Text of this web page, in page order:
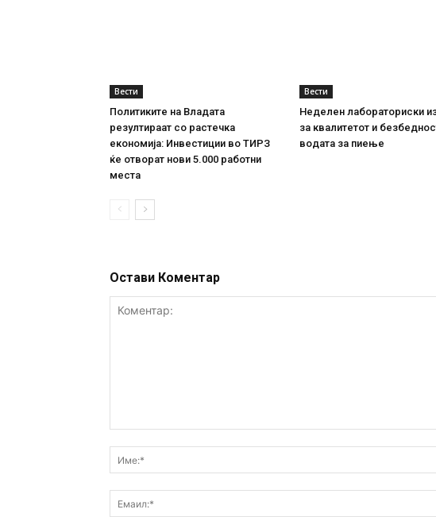
Вести
Политиките на Владата
резултираат со растечка
економија: Инвестиции во ТИРЗ
ќе отворат нови 5.000 работни
места
Вести
Неделен лабораториски
за квалитетот и
водата за пиење
Остави Коментар